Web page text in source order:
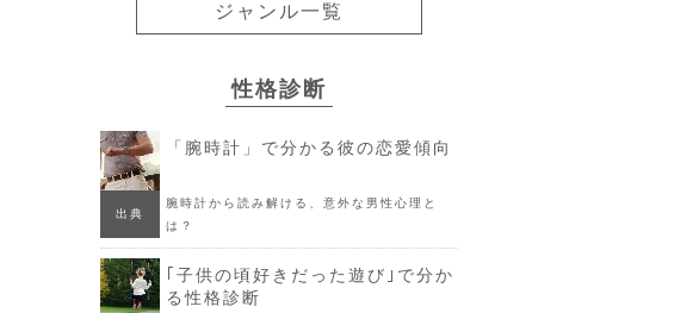
ジャンル一覧
性格診断
「腕時計」で分かる彼の恋愛傾向
出典
腕時計から読み解ける、意外な男性心理と
は？
｢子供の頃好きだった遊び｣で分か
る性格診断